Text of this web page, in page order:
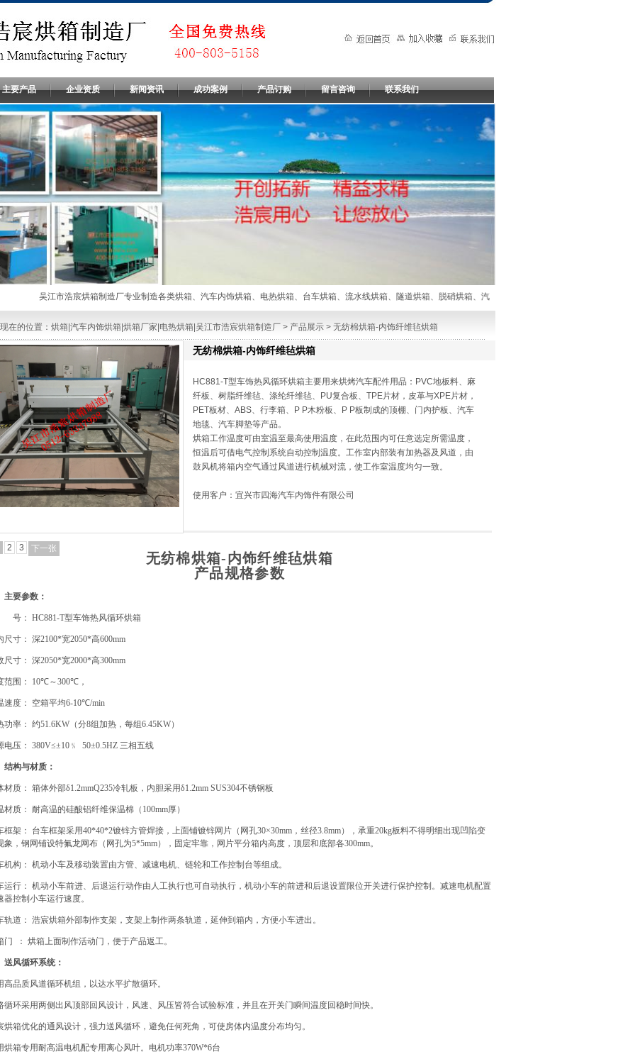
主要产品 企业资质 新闻资讯 成功案例 产品订购 留言咨询 联系我们
在的位置： 烘箱|汽车内饰烘箱|烘箱厂家|电热烘箱|吴江市浩宸烘箱制造厂 > 产品展示 > 无纺棉烘箱-内饰纤维毡烘箱
2 3 下一张
无纺棉烘箱-内饰纤维毡烘箱
HC881-T型车饰热风循环烘箱主要用来烘烤汽车配件用品：PVC地板料、麻
纤板、树脂纤维毡、涤纶纤维毡、PU复合板、TPE片材，皮革与XPE片材，
PET板材、ABS、行李箱、P P木粉板、P P板制成的顶棚、门内护板、汽车
地毯、汽车脚垫等产品。
烘箱工作温度可由室温至最高使用温度，在此范围内可任意选定所需温度，
恒温后可借电气控制系统自动控制温度。工作室内部装有加热器及风道，由
鼓风机将箱内空气通过风道进行机械对流，使工作室温度均匀一致。
使用客户：宜兴市四海汽车内饰件有限公司
无纺棉烘箱-内饰纤维毡烘箱
产品规格参数
主要参数：
号： HC881-T型车饰热风循环烘箱
尺寸： 深2100*宽2050*高600mm
尺寸： 深2050*宽2000*高300mm
范围： 10℃～300℃ ，
速度： 空箱平均6-10℃/min
功率： 约51.6KW （分8组加热，每组6.45KW）
电压： 380V≤±10 ﹪ 50±0.5HZ 三相五线
结构与材质：
材质： 箱体外部δ1.2mmQ235冷轧板，内胆采用δ1.2mm SUS304不锈钢板
材质： 耐高温的硅酸铝纤维保温棉（ 100mm厚）
框架： 台车框架采用40*40*2镀锌方管焊接，上面铺镀锌网片（网孔30×30mm ，丝径3.8mm），承重20kg板料不得明细出现凹陷变
象，钢网铺设特氟龙网布（网孔为5*5mm），固定牢靠，网片平分箱内高度，顶层和底部各300mm。
机构： 机动小车及移动装置由方管、减速电机、链轮和工作控制台等组成。
运行： 机动小车前进、后退运行动作由人工执行也可自动执行，机动小车的前进和后退设置限位开关进行保护控制。减速电机配置
器控制小车运行速度。
轨道： 浩宸烘箱外部制作支架，支架上制作两条轨道，延伸到箱内，方便小车进出。
门 ： 烘箱上面制作活动门，便于产品返工。
送风循环系统：
高品质风道循环机组，以达水平扩散循环。
循环采用两侧出风顶部回风设计，风速、风压皆符合试验标准，并且在开关门瞬间温度回稳时间快。
烘箱优化的通风设计，强力送风循环，避免任何死角，可使房体内温度分布均匀。
烘箱专用耐高温电机配专用离心风叶。电机功率370W*6台
吴江市浩宸烘箱制造厂专业制造各类烘箱、汽车内饰烘箱、电热烘箱、台车烘箱、流水线烘箱、隧道烘箱、脱硝烘箱、汽车配件烘箱、催化剂烘箱、大型干燥箱、